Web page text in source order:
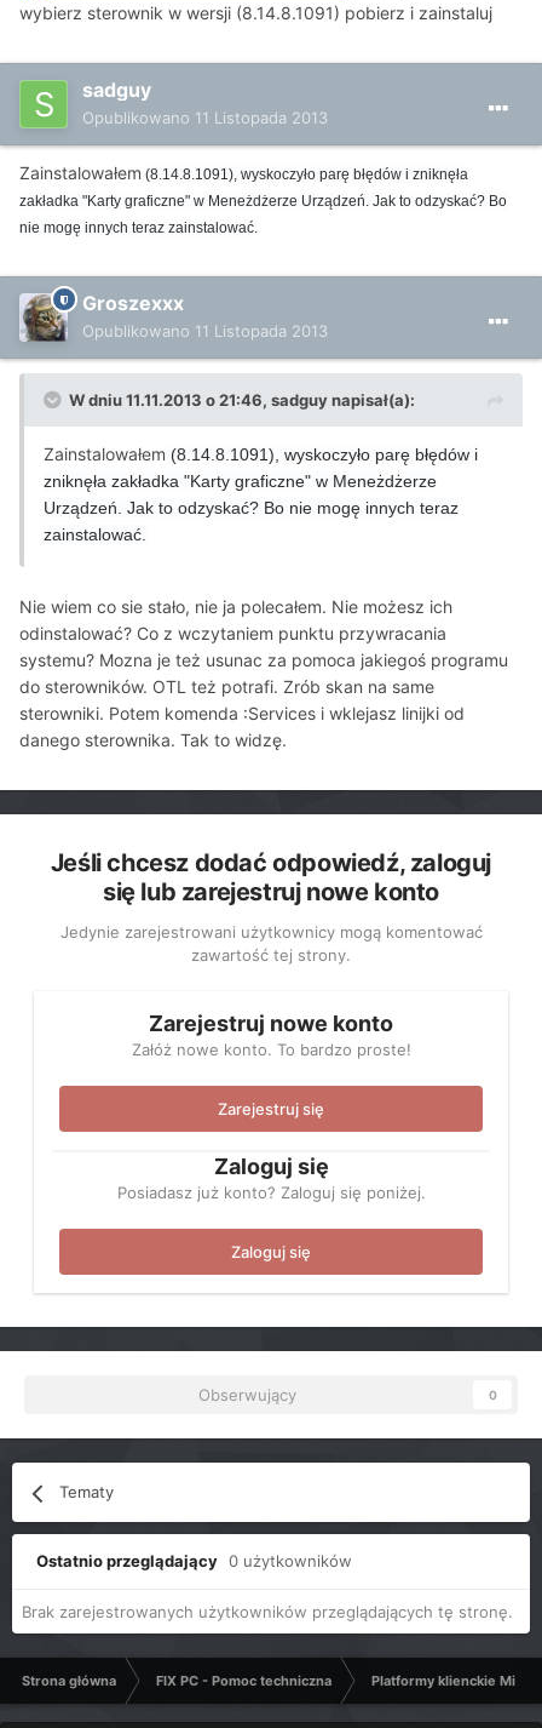
wybierz sterownik w wersji (8.14.8.1091) pobierz i zainstaluj
sadguy
Opublikowano 11 Listopada 2013
Zainstalowałem (8.14.8.1091), wyskoczyło parę błędów i zniknęła
zakładka "Karty graficzne" w Meneżdżerze Urządzeń. Jak to odzyskać? Bo
nie mogę innych teraz zainstalować.
Groszexxx
Opublikowano 11 Listopada 2013
W dniu 11.11.2013 o 21:46, sadguy napisał(a):
Zainstalowałem (8.14.8.1091), wyskoczyło parę błędów i
zniknęła zakładka "Karty graficzne" w Meneżdżerze
Urządzeń. Jak to odzyskać? Bo nie mogę innych teraz
zainstalować.
Nie wiem co sie stało, nie ja polecałem. Nie możesz ich
odinstalować? Co z wczytaniem punktu przywracania
systemu? Mozna je też usunac za pomoca jakiegoś programu
do sterowników. OTL też potrafi. Zrób skan na same
sterowniki. Potem komenda :Services i wklejasz linijki od
danego sterownika. Tak to widzę.
Jeśli chcesz dodać odpowiedź, zaloguj
się lub zarejestruj nowe konto
Jedynie zarejestrowani użytkownicy mogą komentować
zawartość tej strony.
Zarejestruj nowe konto
Załóż nowe konto. To bardzo proste!
Zarejestruj się
Zaloguj się
Posiadasz już konto? Zaloguj się poniżej.
Zaloguj się
Obserwujący 0
Tematy
Ostatnio przeglądający 0 użytkowników
Brak zarejestrowanych użytkowników przeglądających tę stronę.
Strona główna FIX PC - Pomoc techniczna Platformy klienckie